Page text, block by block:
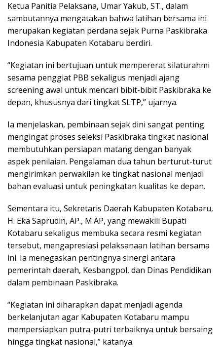
Ketua Panitia Pelaksana, Umar Yakub, ST., dalam
sambutannya mengatakan bahwa latihan bersama ini
merupakan kegiatan perdana sejak Purna Paskibraka
Indonesia Kabupaten Kotabaru berdiri.
“Kegiatan ini bertujuan untuk mempererat silaturahmi
sesama penggiat PBB sekaligus menjadi ajang
screening awal untuk mencari bibit-bibit Paskibraka ke
depan, khususnya dari tingkat SLTP,” ujarnya.
Ia menjelaskan, pembinaan sejak dini sangat penting
mengingat proses seleksi Paskibraka tingkat nasional
membutuhkan persiapan matang dengan banyak
aspek penilaian. Pengalaman dua tahun berturut-turut
mengirimkan perwakilan ke tingkat nasional menjadi
bahan evaluasi untuk peningkatan kualitas ke depan.
Sementara itu, Sekretaris Daerah Kabupaten Kotabaru,
H. Eka Saprudin, AP., M.AP, yang mewakili Bupati
Kotabaru sekaligus membuka secara resmi kegiatan
tersebut, mengapresiasi pelaksanaan latihan bersama
ini. Ia menegaskan pentingnya sinergi antara
pemerintah daerah, Kesbangpol, dan Dinas Pendidikan
dalam pembinaan Paskibraka.
“Kegiatan ini diharapkan dapat menjadi agenda
berkelanjutan agar Kabupaten Kotabaru mampu
mempersiapkan putra-putri terbaiknya untuk bersaing
hingga tingkat nasional,” katanya.